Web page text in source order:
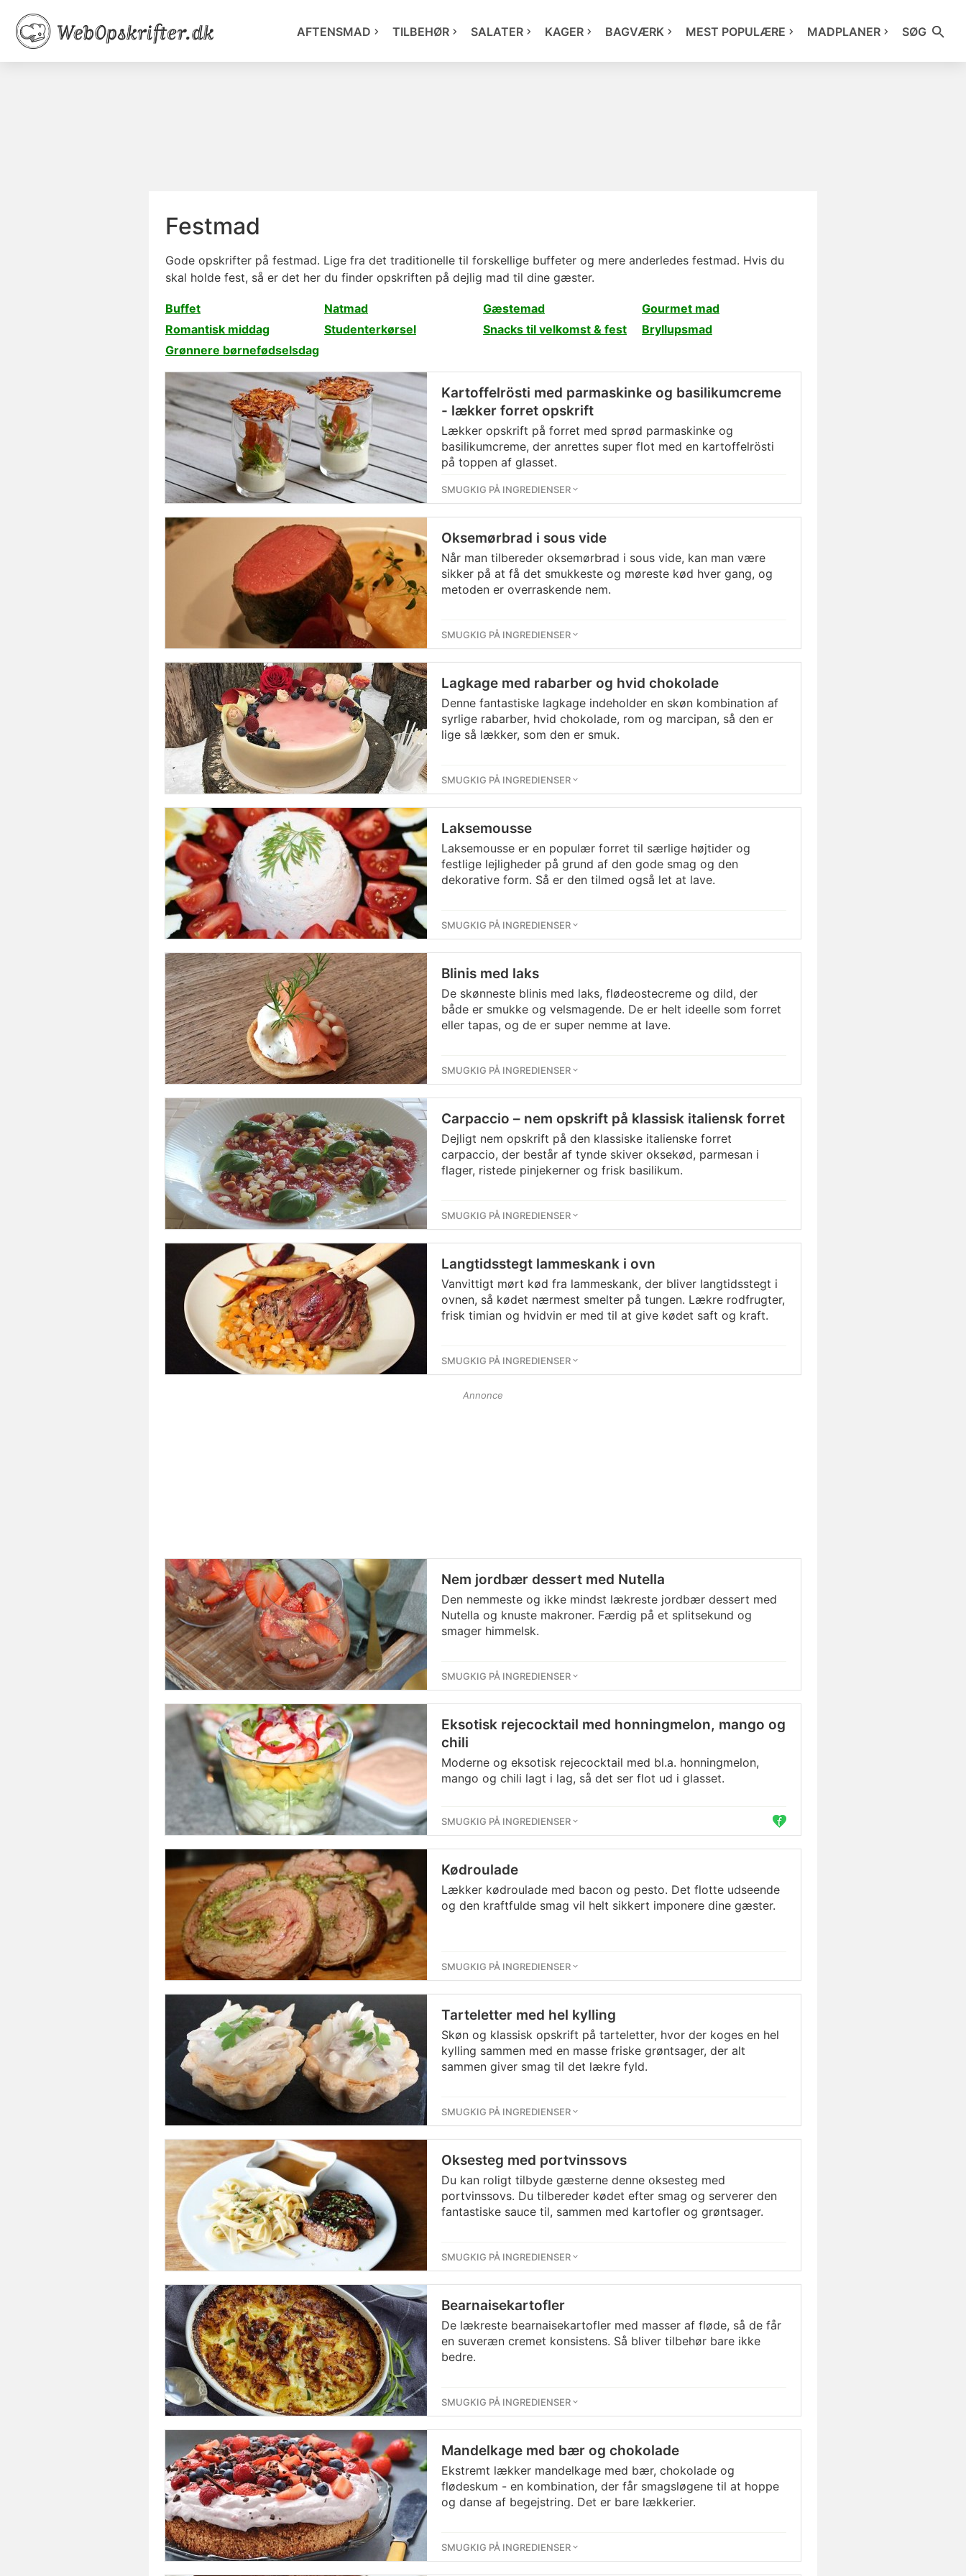
AFTENSMAD TILBEHØR SALATER KAGER BAGVÆRK MEST POPULÆRE MADPLANER SØG
Festmad
Gode opskrifter på festmad. Lige fra det traditionelle til forskellige buffeter og mere anderledes festmad. Hvis du
skal holde fest, så er det her du finder opskriften på dejlig mad til dine gæster.
Buffet
Romantisk middag
Grønnere børnefødselsdag
Natmad
Studenterkørsel
Gæstemad
Snacks til velkomst & fest
Gourmet mad
Bryllupsmad
Kartoffelrösti med parmaskinke og basilikumcreme
- lækker forret opskrift
Lækker opskrift på forret med sprød parmaskinke og
basilikumcreme, der anrettes super flot med en kartoffelrösti
på toppen af glasset.
SMUGKIG PÅ INGREDIENSER
Oksemørbrad i sous vide
Når man tilbereder oksemørbrad i sous vide, kan man være
sikker på at få det smukkeste og møreste kød hver gang, og
metoden er overraskende nem.
SMUGKIG PÅ INGREDIENSER
Lagkage med rabarber og hvid chokolade
Denne fantastiske lagkage indeholder en skøn kombination af
syrlige rabarber, hvid chokolade, rom og marcipan, så den er
lige så lækker, som den er smuk.
SMUGKIG PÅ INGREDIENSER
Laksemousse
Laksemousse er en populær forret til særlige højtider og
festlige lejligheder på grund af den gode smag og den
dekorative form. Så er den tilmed også let at lave.
SMUGKIG PÅ INGREDIENSER
Blinis med laks
De skønneste blinis med laks, flødeostecreme og dild, der
både er smukke og velsmagende. De er helt ideelle som forret
eller tapas, og de er super nemme at lave.
SMUGKIG PÅ INGREDIENSER
Carpaccio – nem opskrift på klassisk italiensk forret
Dejligt nem opskrift på den klassiske italienske forret
carpaccio, der består af tynde skiver oksekød, parmesan i
flager, ristede pinjekerner og frisk basilikum.
SMUGKIG PÅ INGREDIENSER
Langtidsstegt lammeskank i ovn
Vanvittigt mørt kød fra lammeskank, der bliver langtidsstegt i
ovnen, så kødet nærmest smelter på tungen. Lækre rodfrugter,
frisk timian og hvidvin er med til at give kødet saft og kraft.
SMUGKIG PÅ INGREDIENSER
Annonce
Nem jordbær dessert med Nutella
Den nemmeste og ikke mindst lækreste jordbær dessert med
Nutella og knuste makroner. Færdig på et splitsekund og
smager himmelsk.
SMUGKIG PÅ INGREDIENSER
Eksotisk rejecocktail med honningmelon, mango og
chili
Moderne og eksotisk rejecocktail med bl.a. honningmelon,
mango og chili lagt i lag, så det ser flot ud i glasset.
SMUGKIG PÅ INGREDIENSER
Kødroulade
Lækker kødroulade med bacon og pesto. Det flotte udseende
og den kraftfulde smag vil helt sikkert imponere dine gæster.
SMUGKIG PÅ INGREDIENSER
Tarteletter med hel kylling
Skøn og klassisk opskrift på tarteletter, hvor der koges en hel
kylling sammen med en masse friske grøntsager, der alt
sammen giver smag til det lækre fyld.
SMUGKIG PÅ INGREDIENSER
Oksesteg med portvinssovs
Du kan roligt tilbyde gæsterne denne oksesteg med
portvinssovs. Du tilbereder kødet efter smag og serverer den
fantastiske sauce til, sammen med kartofler og grøntsager.
SMUGKIG PÅ INGREDIENSER
Bearnaisekartofler
De lækreste bearnaisekartofler med masser af fløde, så de får
en suveræn cremet konsistens. Så bliver tilbehør bare ikke
bedre.
SMUGKIG PÅ INGREDIENSER
Mandelkage med bær og chokolade
Ekstremt lækker mandelkage med bær, chokolade og
flødeskum - en kombination, der får smagsløgene til at hoppe
og danse af begejstring. Det er bare lækkerier.
SMUGKIG PÅ INGREDIENSER